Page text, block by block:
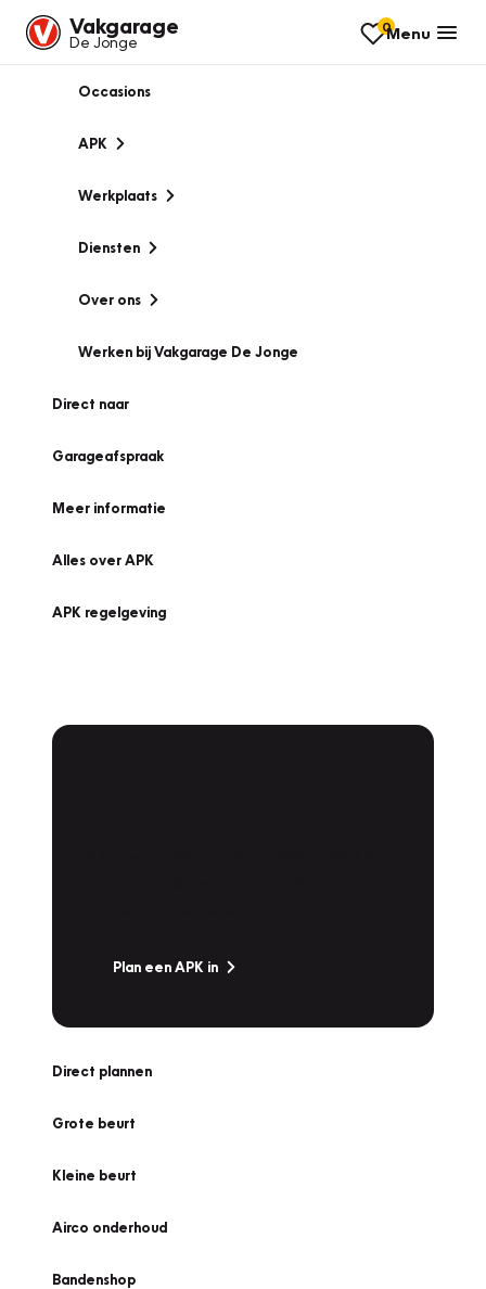
Vakgarage
De Jonge
0Menu
Occasions
APK
Werkplaats
Diensten
Over ons
Werken bij Vakgarage De Jonge
Direct naar
Garageafspraak
Meer informatie
Alles over APK
APK regelgeving
Plan een APK in
Direct plannen
Grote beurt
Kleine beurt
Airco onderhoud
Bandenshop